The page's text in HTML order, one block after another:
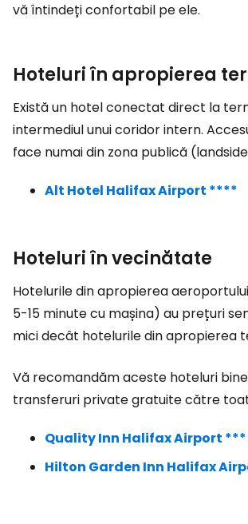
vă întindeți confortabil pe ele.
Hoteluri în apropierea
Există un hotel conectat direct la
intermediul unui coridor intern.
face numai din zona publică
Alt Hotel Halifax Airport ****
Hoteluri în vecinătate
Hotelurile din apropierea
5-15 minute cu mașina) au prețuri
mici decât hotelurile din apropierea
Vă recomandăm aceste hoteluri
transferuri private gratuite către
Quality Inn Halifax Airport ***
Hilton Garden Inn Halifax